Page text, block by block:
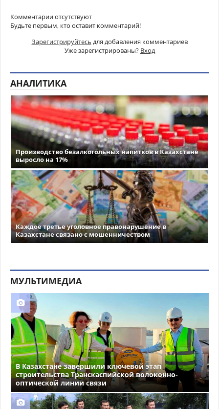
Комментарии отсутствуют
Будьте первым, кто оставит комментарий!
Зарегистрируйтесь для добавления комментариев
Уже зарегистрированы? Вход
АНАЛИТИКА
Производство безалкогольных напитков в Казахстане
выросло на 17%
Каждое третье уголовное правонарушение в
Казахстане связано с мошенничеством
МУЛЬТИМЕДИА
В Казахстане завершили ключевой этап
строительства Транскаспийской волоконно-
оптической линии связи